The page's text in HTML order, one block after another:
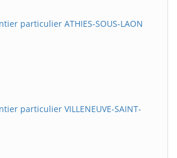
particulier ATHIES-SOUS-LAON
particulier VILLENEUVE-SAINT-